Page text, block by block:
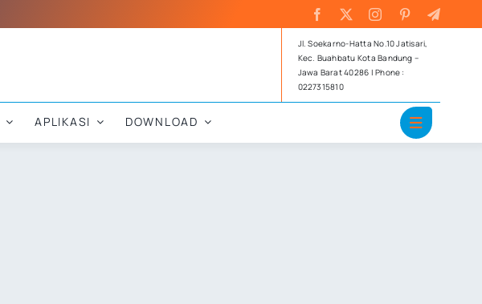
Jl. Soekarno-Hatta No.10 Jatisari,
Kec. Buahbatu Kota Bandung –
Jawa Barat 40286 | Phone :
0227315810
APLIKASI DOWNLOAD